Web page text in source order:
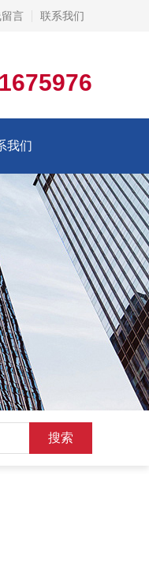
言 联系我们
我们